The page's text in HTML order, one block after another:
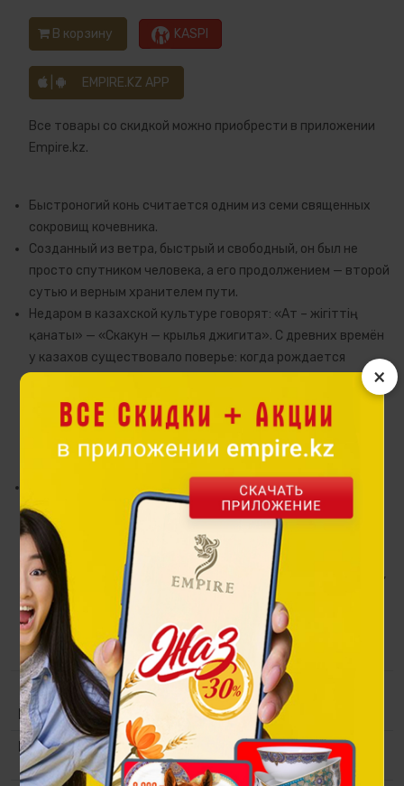
×
В корзину KASPI
EMPIRE.KZ APP
Все товары со скидкой можно приобрести в приложении
Empire.kz.
Быстроногий конь считается одним из семи священных
сокровищ кочевника.
Созданный из ветра, быстрый и свободный, он был не
просто спутником человека, а его продолжением — второй
сутью и верным хранителем пути.
Недаром в казахской культуре говорят: «Ат – жігіттің
қанаты» — «Скакун — крылья джигита». С древних времён
у казахов существовало поверье: когда рождается
мальчик, будущий батыр, вместе с ним рождается и его
конь. В мифологических представлениях такой конь
нисходит с небес — как дар судьбы, знак силы и
избранности. Он чувствует опасность раньше хозяина,
оберегает его и ведёт вперёд.
Именно этот сакральный образ лёг в основу коллекции
Tulpar. Статуэтки воплощают идею внутренней силы,
благородства и стремительного движения к цели. Они
наполняют пространство энергией уверенности и
достоинства, становясь не просто предметом интерьера,
а личным символом характера. Статуэтка Tulpar — это
символ упорства, целеустремлённости и верности
выбранному пути.
Коллекция
Tulpar
Материал
Полистоун, покрытие под золото и
античную бронзу.